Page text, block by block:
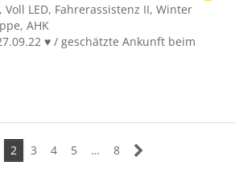
Voll LED, Fahrerassistenz II, Winter
AHK
♥️ / geschätzte Ankunft beim
2 3 4 5 … 8